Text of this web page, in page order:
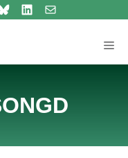
en Instagram
Síguenos en Linkedincontacto